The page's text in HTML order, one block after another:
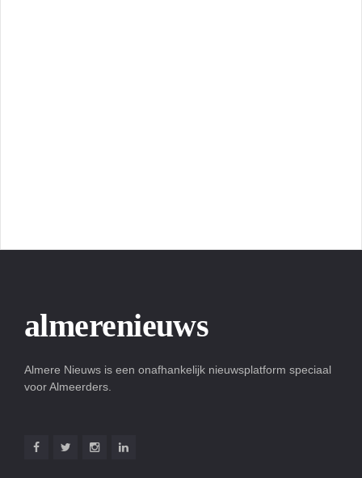
almerenieuws
Almere Nieuws is een onafhankelijk nieuwsplatform speciaal
voor Almeerders.